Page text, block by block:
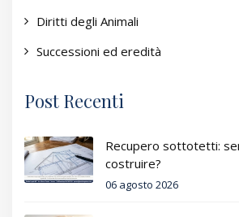
Diritti degli Animali
Successioni ed eredità
Post Recenti
Recupero sottotetti:
costruire?
06 agosto 2026